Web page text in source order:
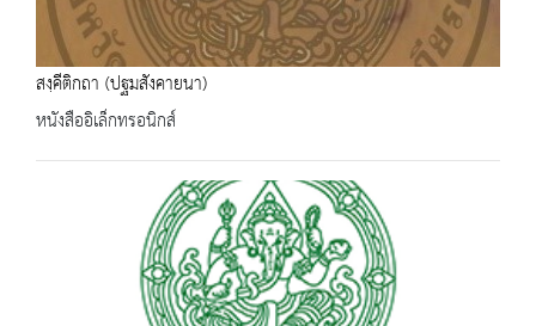
สงฺคีติกถา (ปฐมสังคายนา)
หนังสืออิเล็กทรอนิกส์